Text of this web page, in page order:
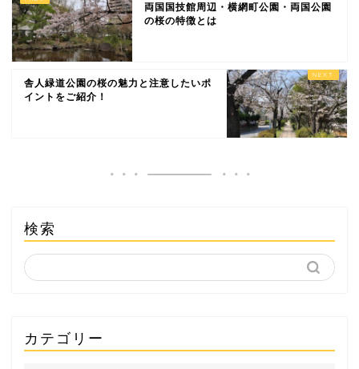
両国国技館周辺・横網町公園・両国公園
の桜の特徴とは
舎人緑道公園の桜の魅力と注意したいポ
イントをご紹介！
検索
カテゴリー